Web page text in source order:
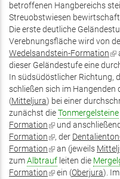
betroffenen Hangbereichs
Streuobstwiesen
Die erste deutliche
Verebnungsfläche wird von
Wedelsandstein-Formation
ist
dieser Geländestufe eine
In südsüdöstlicher Richtung,
schließen sich im
(Mitteljura) bei einer
zunächst dieTonmergelsteine
Formation(Link
ist
extern)
und
Formation(Link
ist
extern)
, der
Formation(Link
ist
extern)
an (jeweils
zumAlbtrauf leiten die
Formation(Linkein (Oberjura).